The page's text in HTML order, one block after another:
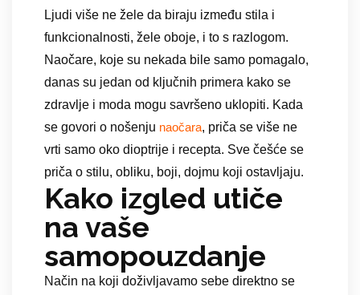
Ljudi više ne žele da biraju između stila i
funkcionalnosti, žele oboje, i to s razlogom.
Naočare, koje su nekada bile samo pomagalo,
danas su jedan od ključnih primera kako se
zdravlje i moda mogu savršeno uklopiti. Kada
se govori o nošenju naočara, priča se više ne
vrti samo oko dioptrije i recepta. Sve češće se
priča o stilu, obliku, boji, dojmu koji ostavljaju.
Kako izgled utiče
na vaše
samopouzdanje
Način na koji doživljavamo sebe direktno se